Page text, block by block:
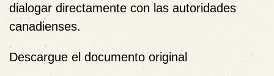
dialogar directamente con las autoridades
canadienses.
Descargue el documento original